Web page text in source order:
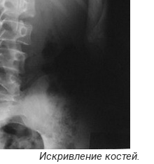
Искривление костей.